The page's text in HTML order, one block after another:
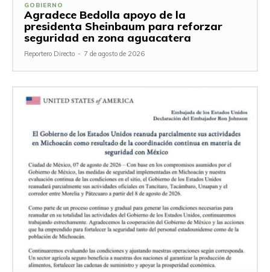
GOBIERNO
Agradece Bedolla apoyo de la
presidenta Sheinbaum para reforzar
seguridad en zona aguacatera
Reportero Directo - 7 de agosto de 2026